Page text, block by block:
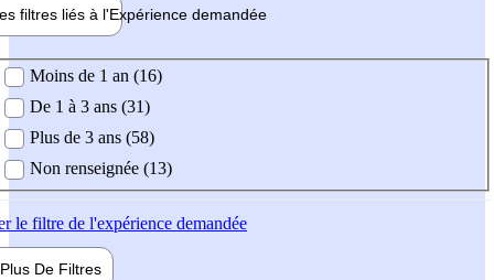
filtres liés à l'Expérience demandée
demandée
Moins de 1 an (16)
De 1 à 3 ans (31)
Plus de 3 ans (58)
Non renseignée (13)
le filtre de l'expérience demandée
Plus De Filtres